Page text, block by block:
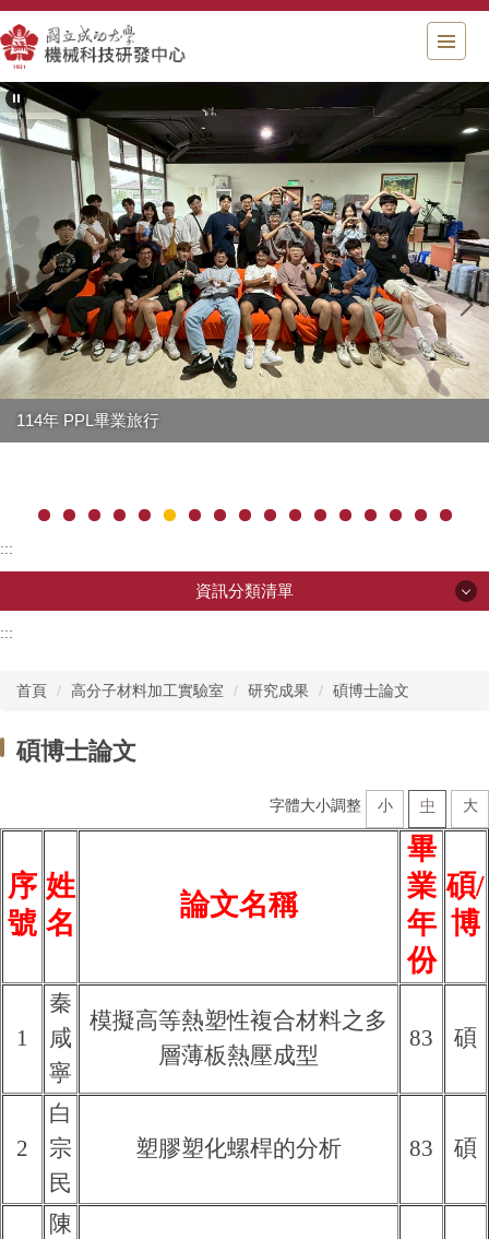
跳
到
主
要
內
容
:::
資訊分類清單
中心主管
:::
首頁 高分子材料加工實驗室 研究成果 碩博士論文
碩博士論文
字體大小調整 小 中 大
序
號
姓
名
論文名稱
畢
業
年
份
碩/
博
1
秦
咸
寧
模擬高等熱塑性複合材料之多
層薄板熱壓成型
83 碩
2
白
宗
民
塑膠塑化螺桿的分析 83 碩
陳